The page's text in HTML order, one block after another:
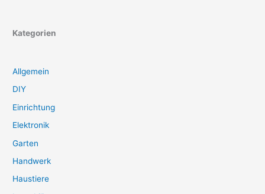
Kategorien
Allgemein
DIY
Einrichtung
Elektronik
Garten
Handwerk
Haustiere